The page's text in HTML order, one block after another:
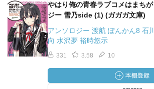
やはり俺の青春ラブコメはまち
ジー 雪乃side (1) (ガガガ文庫)
アンソロジー 渡航 ぽんかん8 石
向 水沢夢 裕時悠示
331 3.58 10